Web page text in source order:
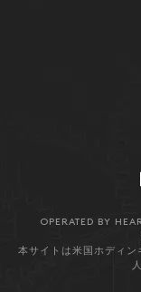
OPERATED BY
本サイトは米国ホディ